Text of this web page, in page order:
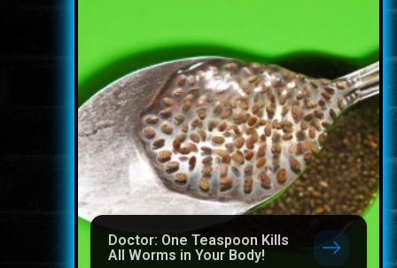
Doctor: One Teaspoon Kills
All Worms in Your Body!